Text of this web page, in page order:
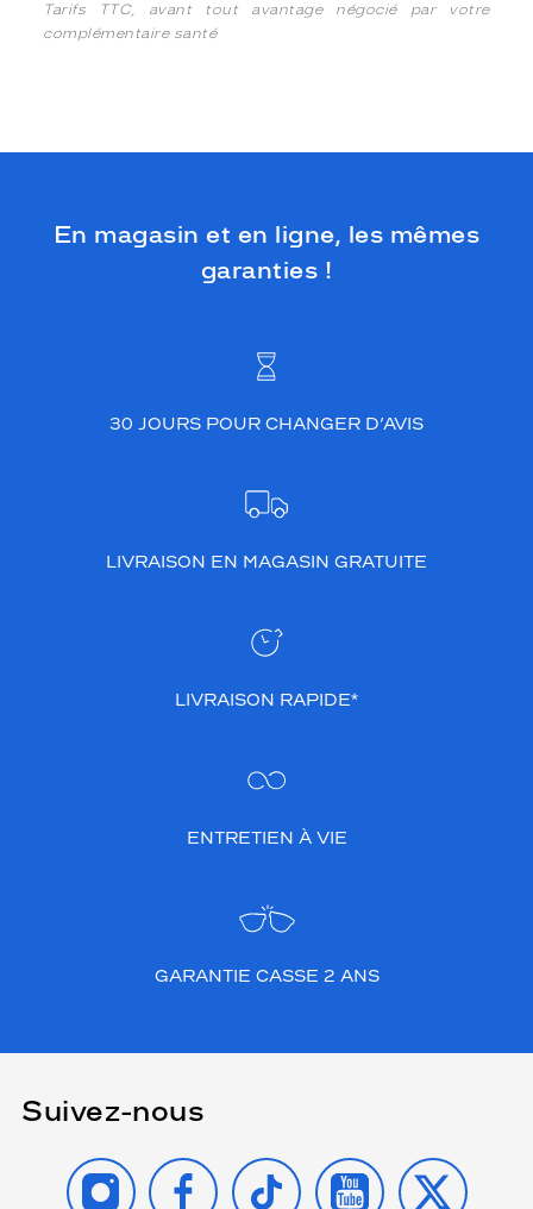
Tarifs TTC, avant tout avantage négocié par votre
complémentaire santé
En magasin et en ligne, les mêmes
garanties !
30 JOURS POUR CHANGER D’AVIS
LIVRAISON EN MAGASIN GRATUITE
LIVRAISON RAPIDE*
ENTRETIEN À VIE
GARANTIE CASSE 2 ANS
Suivez-nous
INSTAGRAMFACEBOOK
TIKTOK YOUTUBE
X